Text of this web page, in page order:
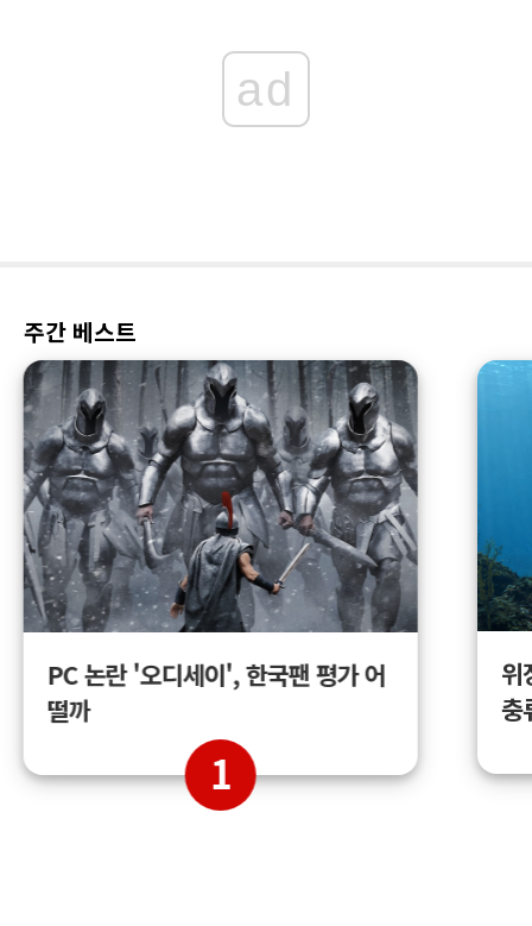
ad
주간 베스트
PC 논란 '오디세이', 한국팬 평가 어
떨까
1
위
충